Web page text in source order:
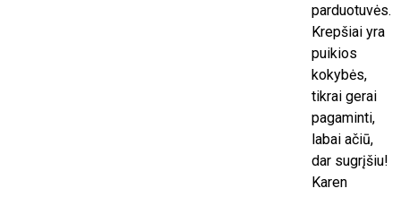
parduotuvės.
Krepšiai yra
puikios
kokybės,
tikrai gerai
pagaminti,
labai ačiū,
dar sugrįšiu!
Karen